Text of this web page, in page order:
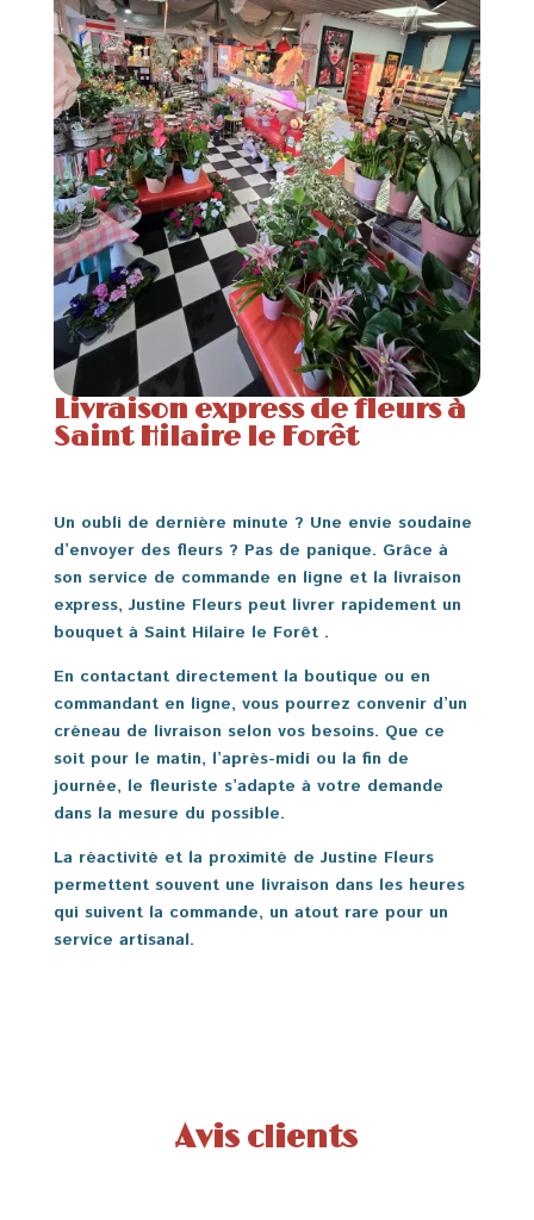
Livraison express de fleurs à
Saint Hilaire le Forêt
Un oubli de dernière minute ? Une envie soudaine
d’envoyer des fleurs ? Pas de panique. Grâce à
son service de commande en ligne et la livraison
express, Justine Fleurs peut livrer rapidement un
bouquet à Saint Hilaire le Forêt .
En contactant directement la boutique ou en
commandant en ligne, vous pourrez convenir d’un
créneau de livraison selon vos besoins. Que ce
soit pour le matin, l’après-midi ou la fin de
journée, le fleuriste s’adapte à votre demande
dans la mesure du possible.
La réactivité et la proximité de Justine Fleurs
permettent souvent une livraison dans les heures
qui suivent la commande, un atout rare pour un
service artisanal.
Avis clients